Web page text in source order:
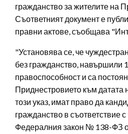
гражданство за жителите на
Съответният документ е
правни актове, съобщава
"Установява се, че
без гражданство, навършили
правоспособност и са
Приднестровието към датата
този указ, имат право да
гражданство в съответствие с
Федералния закон № 138-ФЗ